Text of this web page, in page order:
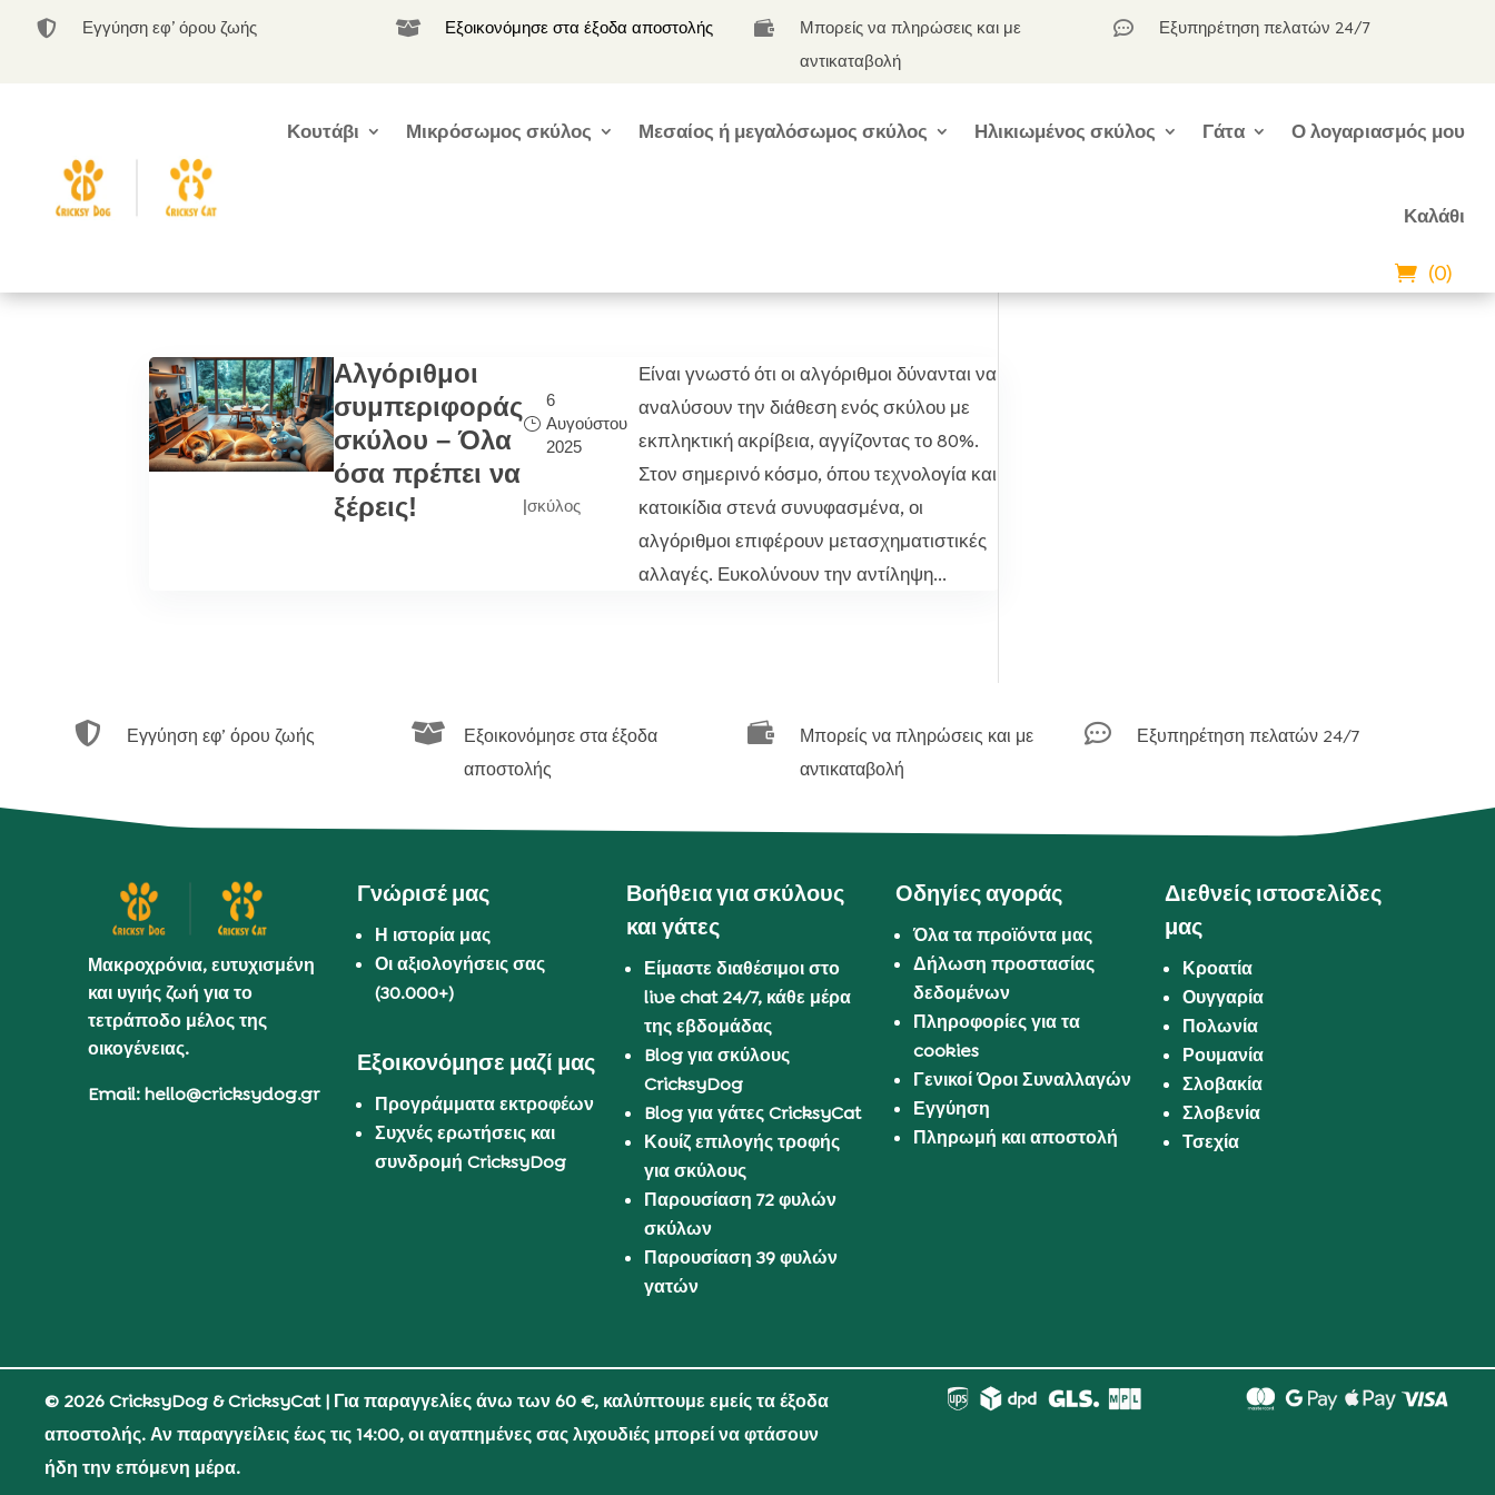
 Εγγύηση εφ’ όρου ζωής  Εξοικονόμησε στα έξοδα αποστολής 
Μπορείς να πληρώσεις και με
αντικαταβολή
 Εξυπηρέτηση πελατών 24/7
Κουτάβι Μικρόσωμος σκύλος Μεσαίος ή μεγαλόσωμος σκύλος Ηλικιωμένος σκύλος Γάτα Ο λογαριασμός μου
Καλάθι
(0)
Αλγόριθμοι
συμπεριφοράς
σκύλου – Όλα
όσα πρέπει να
ξέρεις!
6
Αυγούστου
2025
|σκύλος
Είναι γνωστό ότι οι αλγόριθμοι δύνανται να
αναλύσουν την διάθεση ενός σκύλου με
εκπληκτική ακρίβεια, αγγίζοντας το 80%.
Στον σημερινό κόσμο, όπου τεχνολογία και
κατοικίδια στενά συνυφασμένα, οι
αλγόριθμοι επιφέρουν μετασχηματιστικές
αλλαγές. Ευκολύνουν την αντίληψη...
 Εγγύηση εφ’ όρου ζωής 
Εξοικονόμησε στα έξοδα
αποστολής

Μπορείς να πληρώσεις και με
αντικαταβολή
 Εξυπηρέτηση πελατών 24/7
Μακροχρόνια, ευτυχισμένη
και υγιής ζωή για το
τετράποδο μέλος της
οικογένειας.
Email: hello@cricksydog.gr
Γνώρισέ μας
Η ιστορία μας
Οι αξιολογήσεις σας
(30.000+)
Εξοικονόμησε μαζί μας
Προγράμματα εκτροφέων
Συχνές ερωτήσεις και
συνδρομή CricksyDog
Βοήθεια για σκύλους
και γάτες
Είμαστε διαθέσιμοι στο
live chat 24/7, κάθε μέρα
της εβδομάδας
Blog για σκύλους
CricksyDog
Blog για γάτες CricksyCat
Κουίζ επιλογής τροφής
για σκύλους
Παρουσίαση 72 φυλών
σκύλων
Παρουσίαση 39 φυλών
γατών
Οδηγίες αγοράς
Όλα τα προϊόντα μας
Δήλωση προστασίας
δεδομένων
Πληροφορίες για τα
cookies
Γενικοί Όροι Συναλλαγών
Εγγύηση
Πληρωμή και αποστολή
Διεθνείς ιστοσελίδες
μας
Κροατία
Ουγγαρία
Πολωνία
Ρουμανία
Σλοβακία
Σλοβενία
Τσεχία
© 2026 CricksyDog & CricksyCat| Για παραγγελίες άνω των 60 €, καλύπτουμε εμείς τα έξοδα
αποστολής. Αν παραγγείλεις έως τις 14:00, οι αγαπημένες σας λιχουδιές μπορεί να φτάσουν
ήδη την επόμενη μέρα.